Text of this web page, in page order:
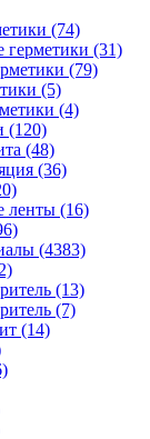
(74)
герметики (31)
(79)
(5)
(4)
(120)
(48)
(36)
ленты (16)
(4383)
(13)
(7)
(14)